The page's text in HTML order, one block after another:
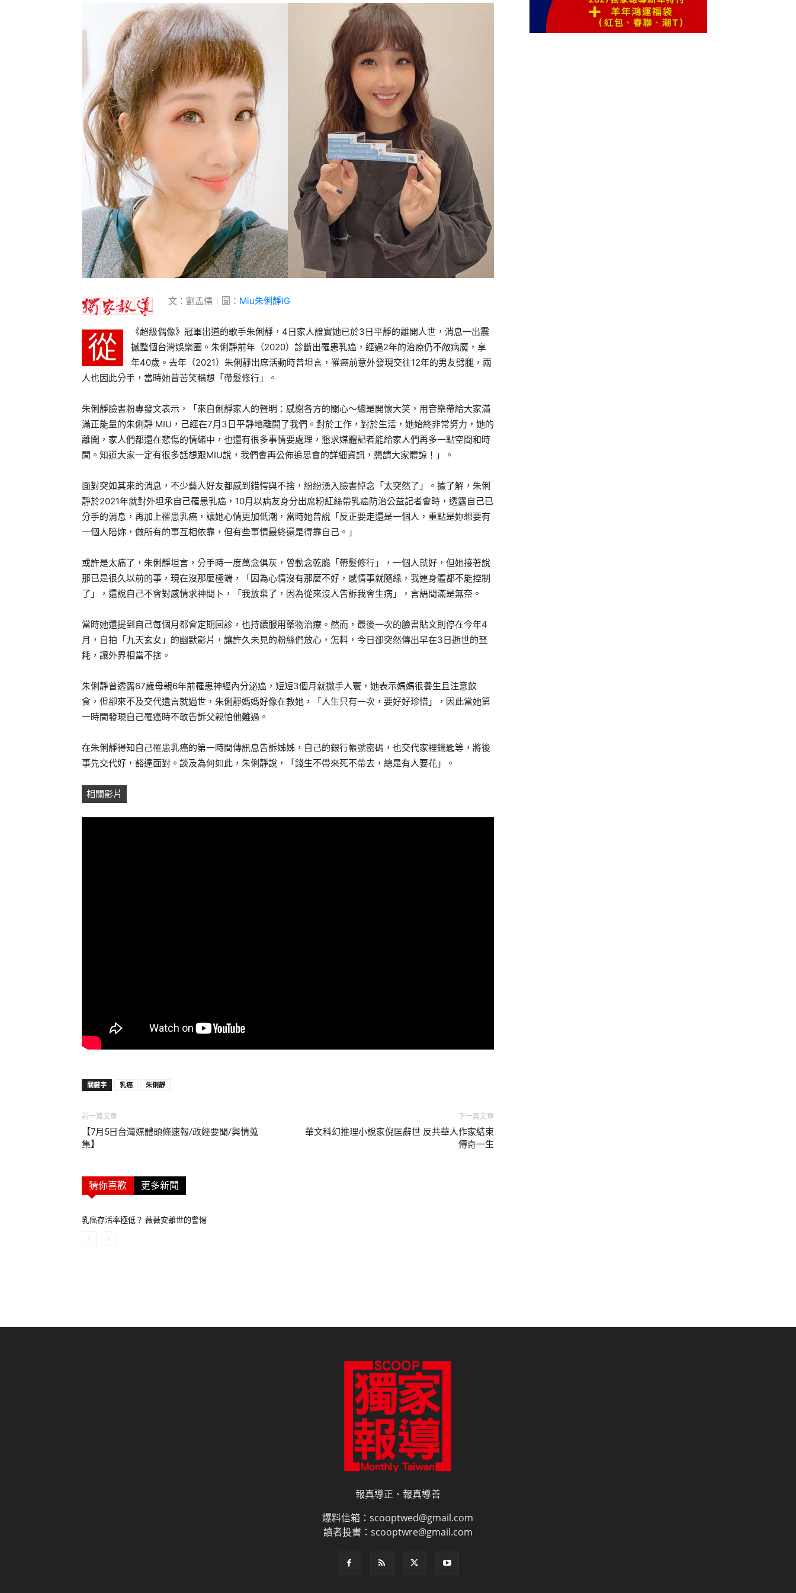
文：劉孟儒｜圖： Miu朱俐靜IG
從
《超級偶像》冠軍出道的歌手朱俐靜，4日家人證實她已於3日平靜的離開人世，消息一出震
撼整個台灣娛樂圈。朱俐靜前年（2020）診斷出罹患乳癌，經過2年的治療仍不敵病魔，享
年40歲。去年（2021）朱俐靜出席活動時曾坦言，罹癌前意外發現交往12年的男友劈腿，兩
人也因此分手，當時她曾苦笑稱想「帶髮修行」。
朱俐靜臉書粉專發文表示，「來自俐靜家人的聲明：感謝各方的關心～總是開懷大笑，用音樂帶給大家滿
滿正能量的朱俐靜 MIU，己經在7月3日平靜地離開了我們。對於工作，對於生活，她始終非常努力，她的
離開，家人們都還在悲傷的情緒中，也還有很多事情要處理，懇求媒體記者能給家人們再多一點空間和時
間。知道大家一定有很多話想跟MIU說，我們會再公佈追思會的詳細資訊，懇請大家體諒！」。
面對突如其來的消息，不少藝人好友都感到錯愕與不捨，紛紛湧入臉書悼念「太突然了」。據了解，朱俐
靜於2021年就對外坦承自己罹患乳癌，10月以病友身分出席粉紅絲帶乳癌防治公益記者會時，透露自己已
分手的消息，再加上罹患乳癌，讓她心情更加低潮，當時她曾說「反正要走還是一個人，重點是妳想要有
一個人陪妳，做所有的事互相依靠，但有些事情最終還是得靠自己。」
或許是太痛了，朱俐靜坦言，分手時一度萬念俱灰，曾動念乾脆「帶髮修行」，一個人就好，但她接著說
那已是很久以前的事，現在沒那麼極端，「因為心情沒有那麼不好，感情事就隨緣，我連身體都不能控制
了」，還說自己不會對感情求神問卜，「我放棄了，因為從來沒人告訴我會生病」，言語間滿是無奈。
當時她還提到自己每個月都會定期回診，也持續服用藥物治療。然而，最後一次的臉書貼文則停在今年4
月，自拍「九天玄女」的幽默影片，讓許久未見的粉絲們放心，怎料，今日卻突然傳出早在3日逝世的噩
耗，讓外界相當不捨。
朱俐靜曾透露67歲母親6年前罹患神經內分泌癌，短短3個月就撒手人寰，她表示媽媽很養生且注意飲
食，但卻來不及交代遺言就過世，朱俐靜媽媽好像在教她，「人生只有一次，要好好珍惜」，因此當她第
一時間發現自己罹癌時不敢告訴父親怕他難過。
在朱俐靜得知自己罹患乳癌的第一時間傳訊息告訴姊姊，自己的銀行帳號密碼，也交代家裡鑰匙等，將後
事先交代好，豁達面對。談及為何如此，朱俐靜說，「錢生不帶來死不帶去，總是有人要花」。
相關影片
關鍵字 乳癌 朱俐靜
前一篇文章
【7月5日台灣媒體頭條速報/政經要聞/輿情蒐
集】
下一篇文章
華文科幻推理小說家倪匡辭世 反共華人作家結束
傳奇一生
猜你喜歡 更多新聞
乳癌存活率極低？ 薇薇安離世的警惕
報真導正、報真導善
爆料信箱：scooptwed@gmail.com
讀者投書：scooptwre@gmail.com